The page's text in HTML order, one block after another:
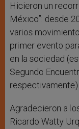
Hicieron un
México”: desde
varios
primer evento
en la sociedad
Segundo
respectivamente).
Agradecieron a
Ricardo Watty